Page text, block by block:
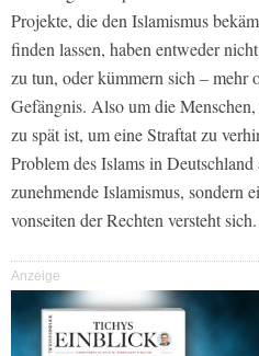
Projekte, die den Islamismus
finden lassen, haben entweder
zu tun, oder kümmern sich – mehr
Gefängnis. Also um die
zu spät ist, um eine Straftat zu
Problem des Islams in
zunehmende Islamismus, sondern
vonseiten der Rechten versteht sich.
Anzeige